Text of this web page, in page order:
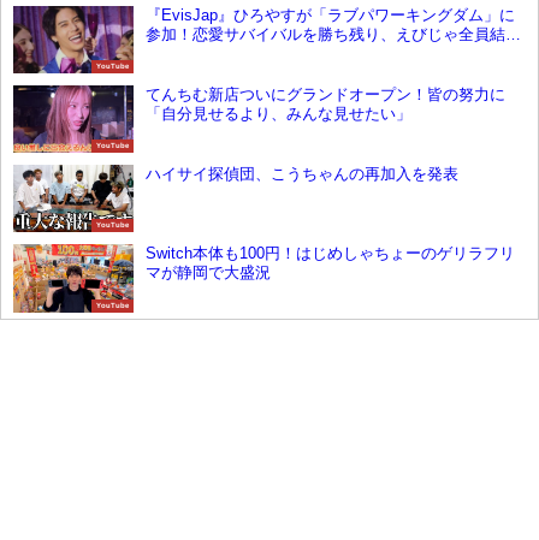
YouTube
『EvisJap』ひろやすが「ラブパワーキングダム」に
参加！恋愛サバイバルを勝ち残り、えびじゃ全員結婚
YouTube
てんちむ新店ついにグランドオープン！皆の努力に
「自分見せるより、みんな見せたい」
YouTube
ハイサイ探偵団、こうちゃんの再加入を発表
YouTube
Switch本体も100円！はじめしゃちょーのゲリラフリ
マが静岡で大盛況